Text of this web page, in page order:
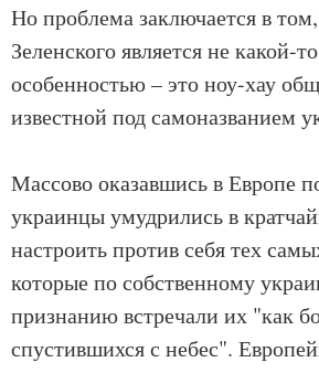
Но проблема заключается в
Зеленского является не какой-
особенностью – это ноу-хау
известной под самоназванием
Массово оказавшись в Европе
украинцы умудрились в
настроить против себя тех
которые по собственному
признанию встречали их "как
спустившихся с небес".